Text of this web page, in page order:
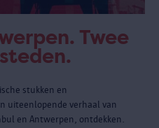
Twee
stukken en
uiteenlopende verhaal van
en Antwerpen, ontdekken.